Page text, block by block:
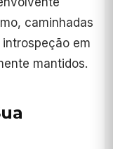
caminhadas
em
mantidos.